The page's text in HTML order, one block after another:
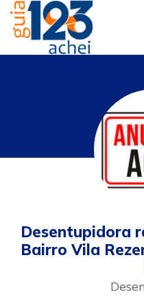
Desentupidora
Bairro Vila